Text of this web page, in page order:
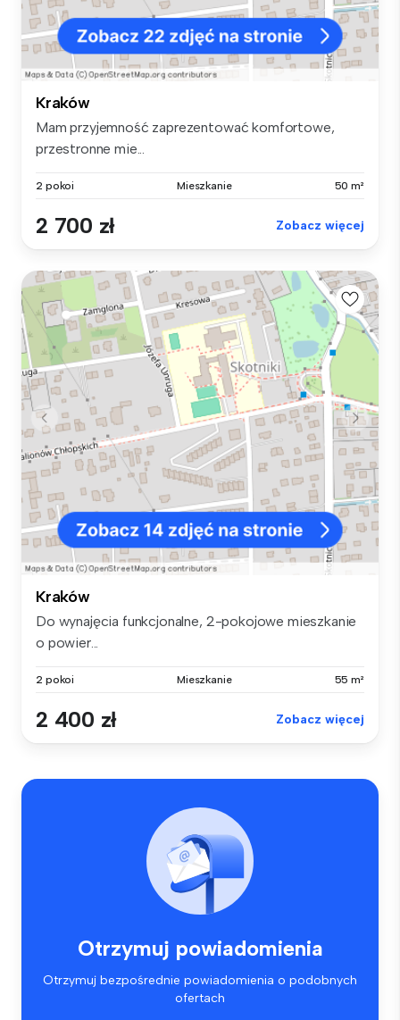
Kraków
Mam przyjemność zaprezentować komfortowe,
przestronne mie...
2 pokoi Mieszkanie 50 m²
2 700 zł Zobacz więcej
Kraków
Do wynajęcia funkcjonalne, 2-pokojowe mieszkanie
o powier...
2 pokoi Mieszkanie 55 m²
2 400 zł Zobacz więcej
Otrzymuj powiadomienia
Otrzymuj bezpośrednie powiadomienia o podobnych
ofertach